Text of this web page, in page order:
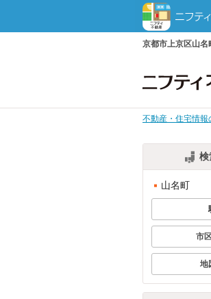
京都市上京区山名
不動産・住宅情
検
山名町
市
地